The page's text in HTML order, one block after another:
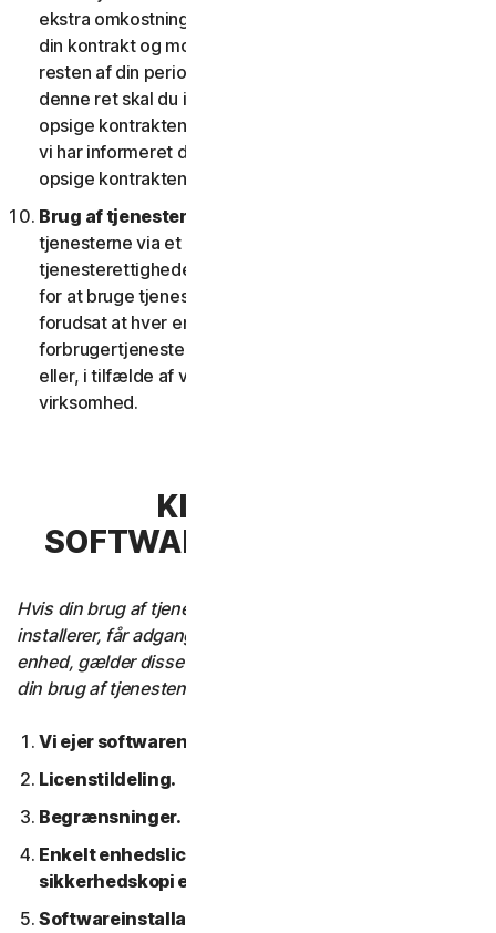
ekstra omkostninger; eller (ii) giver dig ret til at opsige
din kontrakt og modtage en pro rata refusion for
resten af din periode med tjenesten. For at udøve
denne ret skal du informere os om dit ønske om at
opsige kontrakten inden for fjorten (14) dage efter, at
vi har informeret dig om ændringen og din ret til at
opsige kontrakten.
Brug af tjenester over et netværk.
tjenesterne via et netværk, forudsat at dine
tjenesterettigheder giver dig adgang til eller mulighed
for at bruge tjenesterne på mere end én enhed, og
forudsat at hver enhed, der tilgår eller bruger
forbrugertjenesterne, tilhører en enkelt husstand
eller, i tilfælde af virksomhedstjenester, en enkelt
virksomhed.
KLAUSUL 3 –
SOFTWARELICENSVILKÅR
Hvis din brug af tjenesten kræver, at du downloader,
installerer, får adgang til eller bruger software på en
enhed, gælder disse softwarelicensbetingelser også for
din brug af tjenesten.
Vi ejer softwaren.
Licenstildeling.
Begrænsninger.
Enkelt enhedslicens; Kun en arkiv- eller
sikkerhedskopi er tilladt.
Softwareinstallation.